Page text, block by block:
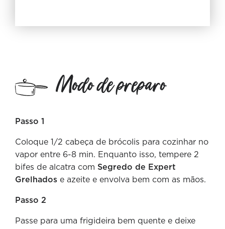
Modo de preparo
Passo 1
Coloque 1/2 cabeça de brócolis para cozinhar no
vapor entre 6-8 min. Enquanto isso, tempere 2
bifes de alcatra com Segredo de Expert
Grelhados e azeite e envolva bem com as mãos.
Passo 2
Passe para uma frigideira bem quente e deixe